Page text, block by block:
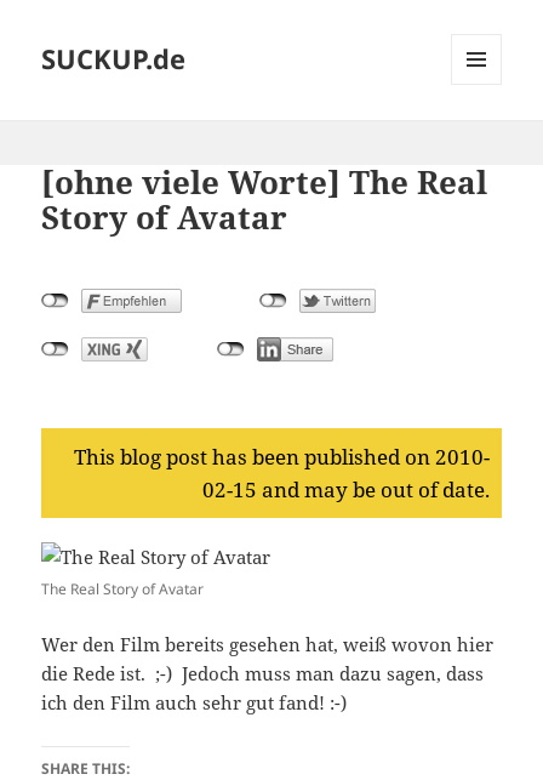
SUCKUP.de
[ohne viele Worte] The Real
Story of Avatar
This blog post has been published on 2010-
02-15 and may be out of date.
The Real Story of Avatar
Wer den Film bereits gesehen hat, weiß wovon hier
die Rede ist. ;-) Jedoch muss man dazu sagen, dass
ich den Film auch sehr gut fand! :-)
SHARE THIS: